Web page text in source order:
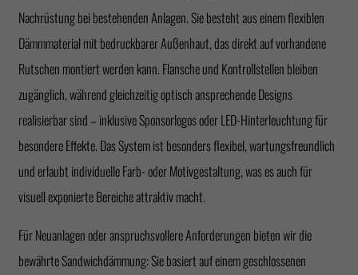
Nachrüstung bei bestehenden Anlagen. Sie besteht aus einem flexiblen
Dämmmaterial mit bedruckbarer Außenhaut, das direkt auf vorhandene
Rutschen montiert werden kann. Flansche und Kontrollstellen bleiben
zugänglich, während gleichzeitig optisch ansprechende Designs
realisierbar sind – inklusive Sponsorlogos oder LED-Hinterleuchtung für
besondere Effekte. Das System ist besonders flexibel, wartungsfreundlich
und erlaubt individuelle Farb- oder Motivgestaltung, was es auch für
visuell exponierte Bereiche attraktiv macht.
Für Neuanlagen oder anspruchsvollere Anforderungen bieten wir die
bewährte Sandwichdämmung: Sie basiert auf einem geschlossenen